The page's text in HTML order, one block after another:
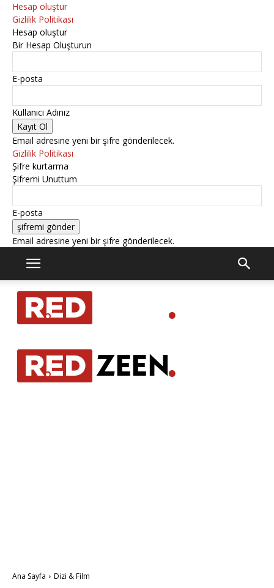
Hesap oluştur
Gizlilik Politikası
Hesap oluştur
Bir Hesap Oluşturun
E-posta
Kullanıcı Adınız
Email adresine yeni bir şifre gönderilecek.
Gizlilik Politikası
Şifre kurtarma
Şifremi Unuttum
E-posta
Email adresine yeni bir şifre gönderilecek.
Ana Sayfa Dizi & Film